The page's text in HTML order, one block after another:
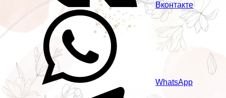
Вконтакте
WhatsApp